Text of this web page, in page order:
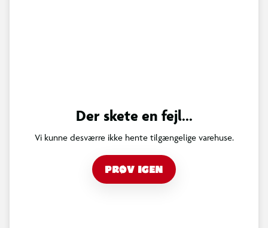
Der skete en fejl...
Vi kunne desværre ikke hente tilgængelige varehuse.
PRØV IGEN